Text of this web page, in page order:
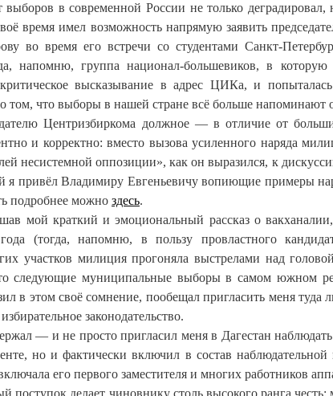
в современной России не только
время имел возможность напрямую заявить
во время его встречи со студентами Санкт-
напомню, группа национал-большевиков, в которую
высказывание в адрес ЦИКа, и
том, что выборы в нашей стране всё больше напоминают
Центризбиркома должное — в отличие от
и корректно: вместо вызова усиленного наряда
несистемной оппозиции», как он выразился, к
я привёл Владимиру Евгеньевичу вопиющие примеры
подробнее можно здесь.
мой краткий и эмоциональный рассказ о
(тогда, напомню, в пользу провластного
участков милиция прогоняла выстрелами над
следующие муниципальные выборы в самом южном
в этом своё сомнение, пообещал пригласить меня
законодательство.
— и не просто пригласил меня в Дагестан
но и фактически включил в состав
его первого заместителя и многих работников
поступок делает чиновнику столь высокого ранга